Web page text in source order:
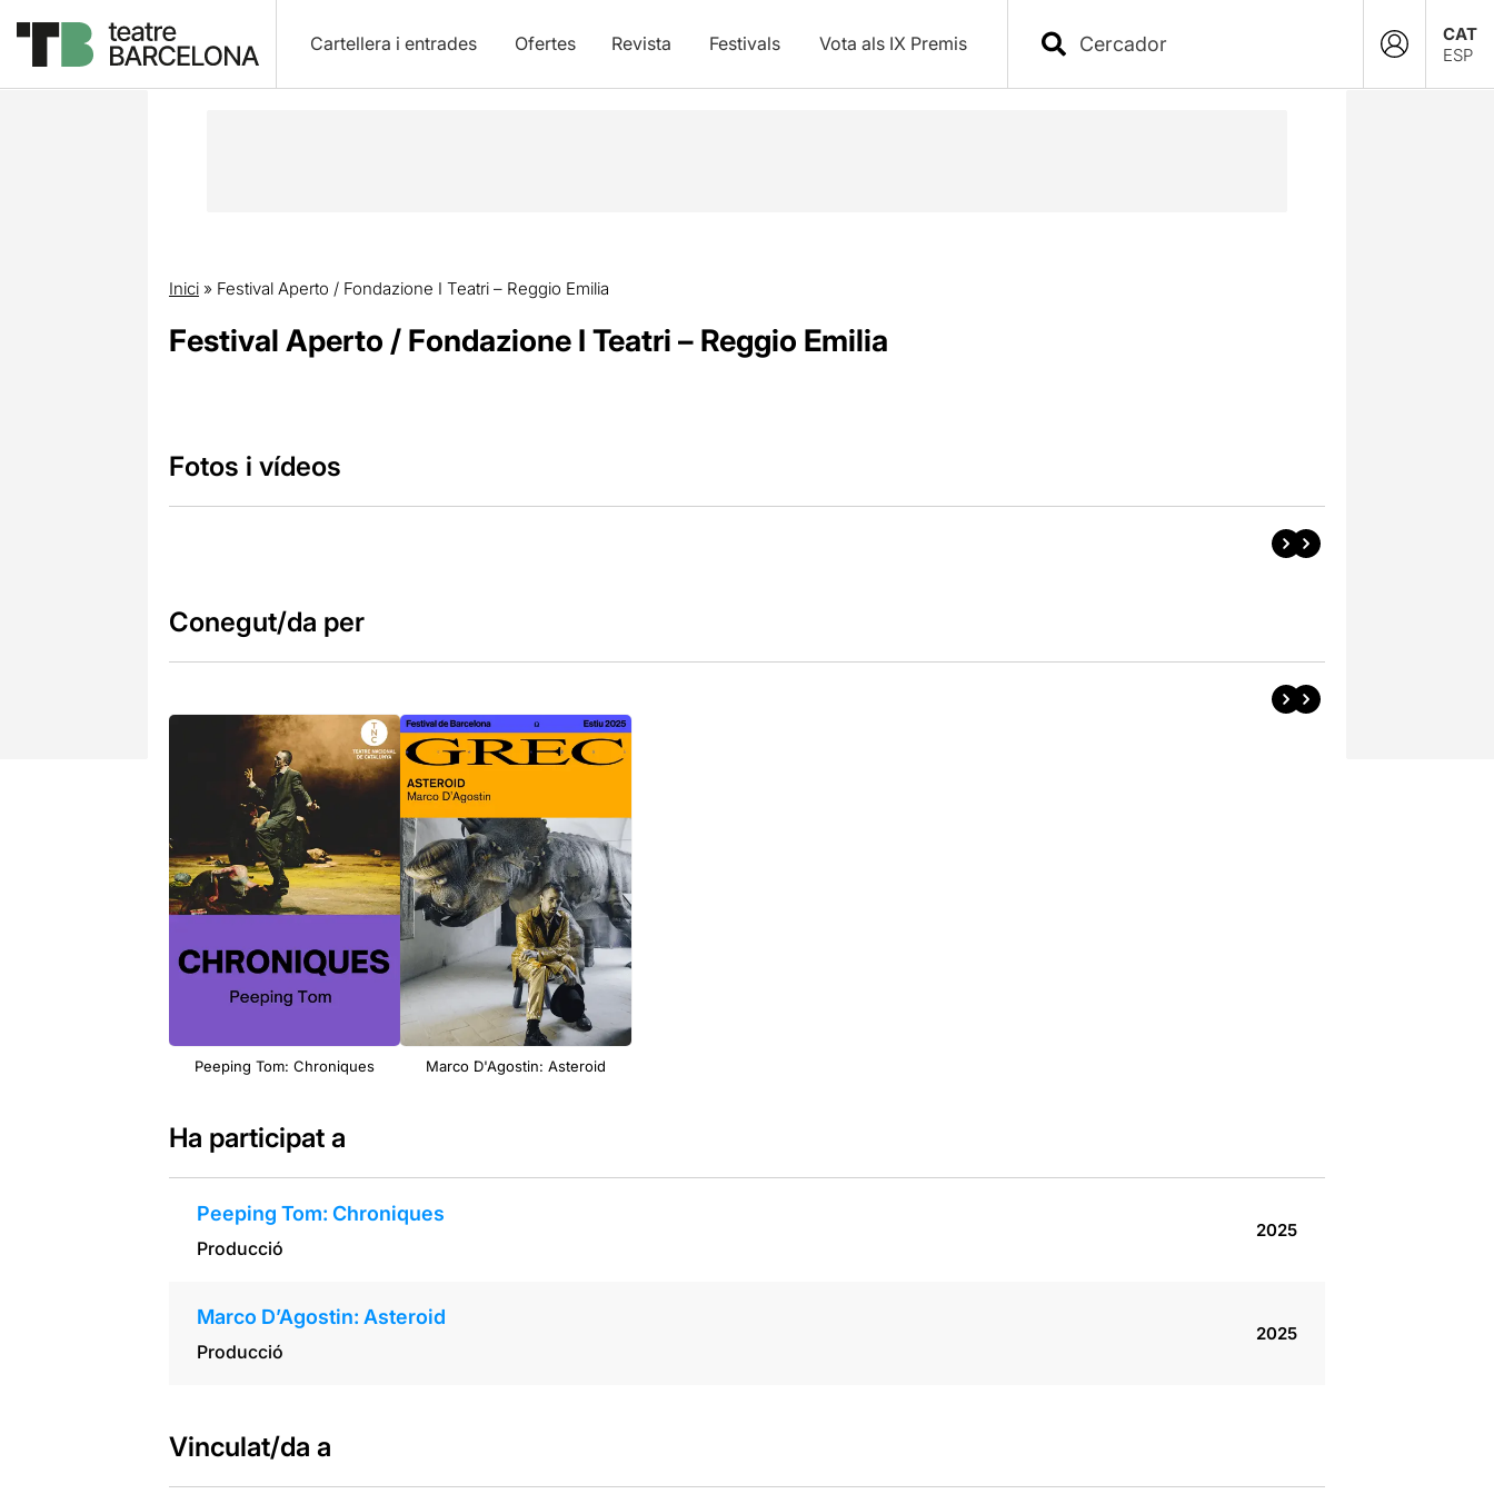
Cartellera i entrades Ofertes Revista Festivals Vota als IX Premis
CAT
ESP
Inici» Festival Aperto / Fondazione I Teatri – Reggio Emilia
Festival Aperto / Fondazione I Teatri – Reggio Emilia
Fotos i vídeos
Conegut/da per
Peeping Tom: Chroniques Marco D'Agostin: Asteroid
Ha participat a
Peeping Tom: Chroniques
Producció
2025
Marco D’Agostin: Asteroid
Producció
2025
Vinculat/da a